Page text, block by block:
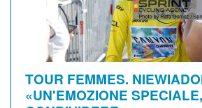
TOUR FEMMES.
«UN'EMOZIONE